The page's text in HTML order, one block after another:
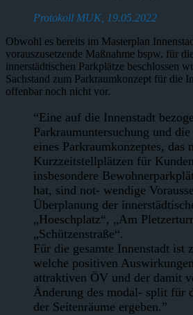
Protokoll MUK, 19.05.2022
Obwohl es bereits im Masterplan
vorauszusetzende Maßnahme bspw. für
innerstädtischen Parkplätze beschlossen
Sachstand zum Parkraumkonzept für die
offenbar noch nicht vor.
“Eine auf die Innenstadt
Parkraumuntersuchung und
eines Parkraumkonzeptes, das
Kurzzeitstellplätzen für
insbesondere
hat, sind not- wendige
Überplanung der
„Hoeschplatz“, „Am
„Schützenstraße“.
Für die gesamte Innenstadt ist
welche positiven
attraktiven ÖV und der damit
Änderung des modal- split für
der Seitenräume ergeben.”